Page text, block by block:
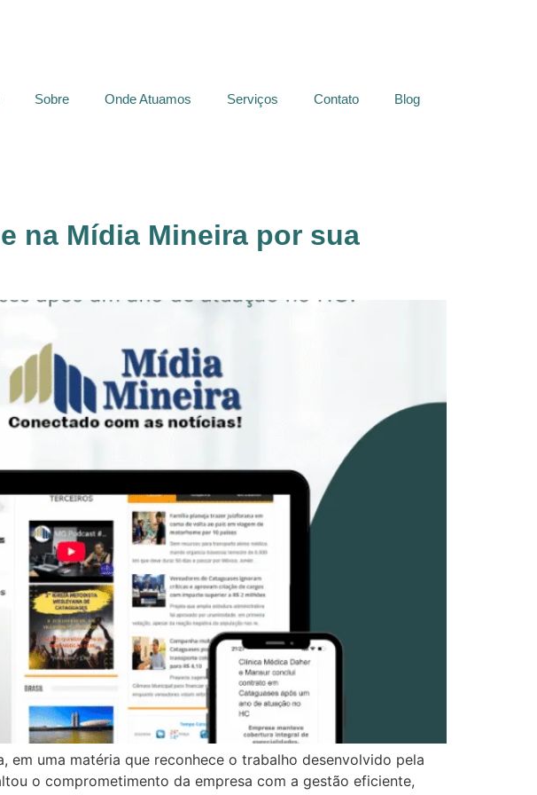
Sobre Onde Atuamos Serviços Contato Blog
na Mídia Mineira por sua
uma matéria que reconhece o trabalho desenvolvido pela
o comprometimento da empresa com a gestão eficiente,